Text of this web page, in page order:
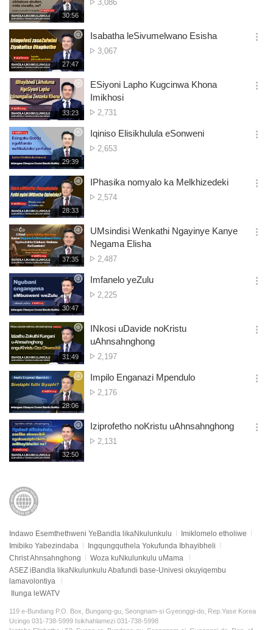
재
생
시
간
30:56
3,086
기
재
생
시
간
27:47
Isabatha leSivumelwano Esisha
Isibalo
3,067
옵
기
재
생
시
간
33:23
ESiyoni Lapho Kugcinwa Khona
Imikhosi
Isibalo
2,731
옵
기
재
생
시
간
29:39
Iqiniso Elisikhulula eSonweni
Isibalo
2,653
옵
기
재
생
시
간
28:33
IPhasika nomyalo ka Melkhizedeki
Isibalo
2,574
옵
기
재
생
시
간
37:35
UMsindisi Wenkathi Ngayinye Kanye
Negama Elisha
Isibalo
2,487
옵
기
재
생
시
간
30:47
Imfanelo yeZulu
Isibalo
2,225
옵
기
재
생
시
간
31:49
INkosi uDavide noKristu
uAhnsahnghong
Isibalo
2,197
옵
기
재
생
시
간
28:06
Impilo Enganazi Mpendulo
Isibalo
2,176
옵
기
재
생
32:50
Iziprofetho noKristu uAhnsahnghong
Isibalo
2,131
옵
Indawo Esemthethweni YeBandla likaNkulunkulu
Imiklomelo etholiwe
Imibiko Yabezindaba
Ingqungquthela Yokufunda Ibhayibheli
Christ Ahnsahnghong
Woza kuNkulunkulu uMama
ASEZ iBandla likaNkulunkulu Abafundi base-Univesi okuyiqembu
lamavolontiya
Ilunga leWATV
119 e-Bundang P.O. Box, Bungang-gu, Seongnam-si Gyeonggi-do, Rep.Yase Korea
Ucingo 031-738-5999 Isikhahlamezi 031-738-5998